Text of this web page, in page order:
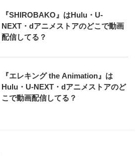
『SHIROBAKO』はHulu・U-
NEXT・dアニメストアのどこで動画
配信してる？
『エレキング the Animation』は
Hulu・U-NEXT・dアニメストアのど
こで動画配信してる？